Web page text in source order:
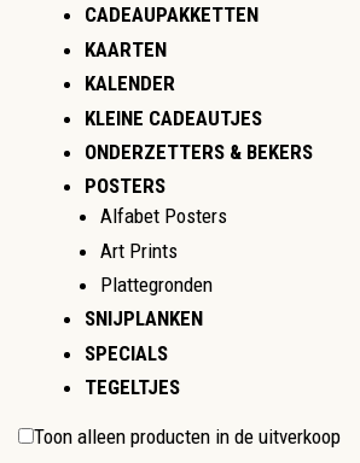
CADEAUPAKKETTEN
KAARTEN
KALENDER
KLEINE CADEAUTJES
ONDERZETTERS & BEKERS
POSTERS
Alfabet Posters
Art Prints
Plattegronden
SNIJPLANKEN
SPECIALS
TEGELTJES
Toon alleen producten in de uitverkoop